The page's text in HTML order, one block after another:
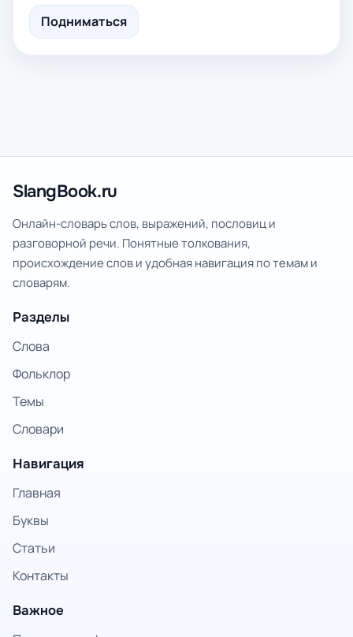
Подниматься
SlangBook.ru
Онлайн-словарь слов, выражений, пословиц и
разговорной речи. Понятные толкования,
происхождение слов и удобная навигация по темам и
словарям.
Разделы
Слова
Фольклор
Темы
Словари
Навигация
Главная
Буквы
Статьи
Контакты
Важное